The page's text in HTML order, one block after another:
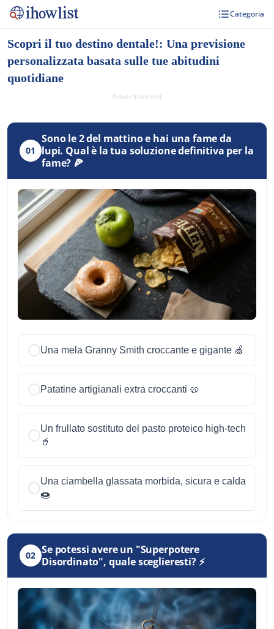
Categoria
Scopri il tuo destino dentale!: Una previsione
personalizzata basata sulle tue abitudini
quotidiane
Advertisement
01
Sono le 2 del mattino e hai una fame da
lupi. Qual è la tua soluzione definitiva per la
fame? 🍕
Una mela Granny Smith croccante e gigante 🍏
Patatine artigianali extra croccanti 🥨
Un frullato sostituto del pasto proteico high-tech
🥤
Una ciambella glassata morbida, sicura e calda
🍩
02 Se potessi avere un "Superpotere
Disordinato", quale sceglieresti? ⚡